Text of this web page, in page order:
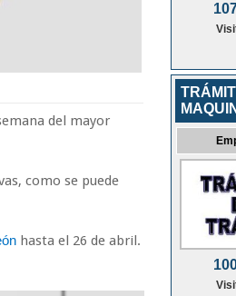
del mayor
como se puede
hasta el 26 de abril.